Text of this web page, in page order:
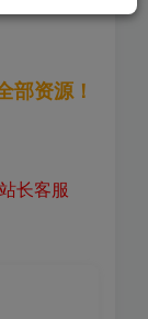
部资源！
长客服